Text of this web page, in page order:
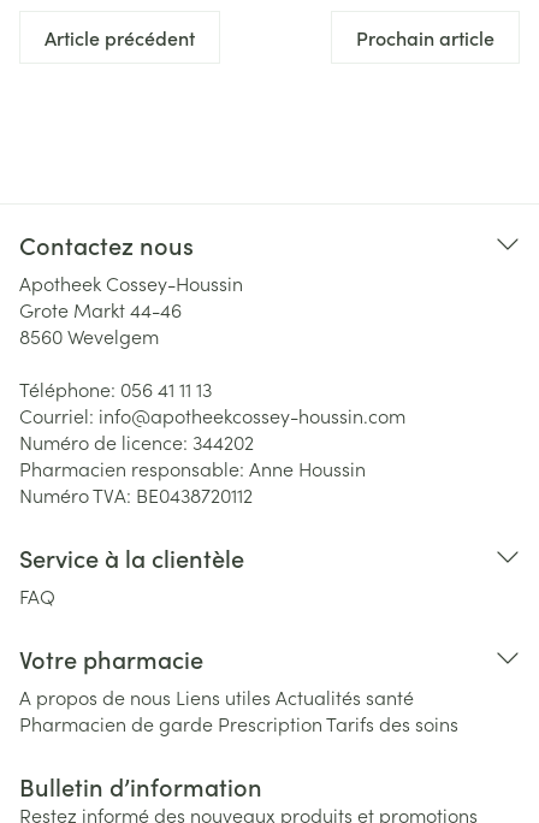
Article précédent Prochain article
Contactez nous
Apotheek Cossey-Houssin
Grote Markt 44-46
8560Wevelgem
Téléphone: 056 41 11 13
Courriel: info@apotheekcossey-houssin.com
Numéro de licence: 344202
Pharmacien responsable: Anne Houssin
Numéro TVA: BE0438720112
Service à la clientèle
FAQ
Votre pharmacie
A propos de nous Liens utiles Actualités santé
Pharmacien de garde PrescriptionTarifs des soins
Bulletin d’information
Restez informé des nouveaux produits et promotions